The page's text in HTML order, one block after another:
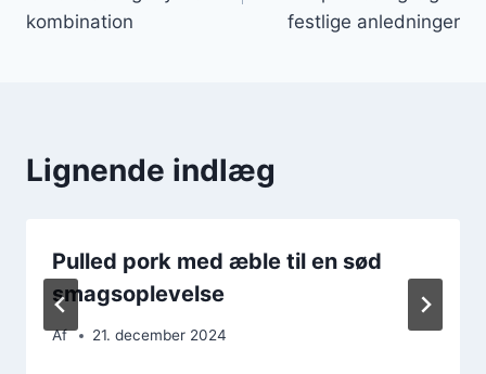
kombination
festlige anledninger
Lignende indlæg
Pulled pork med æble til en sød
smagsoplevelse
Af 21. december 2024